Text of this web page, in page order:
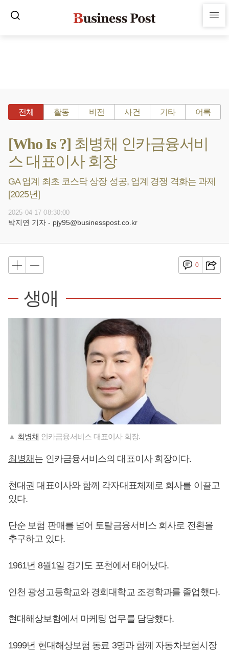
전체 활동 비전 사건 기타 어록
[Who Is ?] 최병채 인카금융서비
스 대표이사 회장
GA 업계 최초 코스닥 상장 성공, 업계 경쟁 격화는 과제
[2025년]
2025-04-17 08:30:00
박지연 기자 - pjy95@businesspost.co.kr
0
생애
▲ 최병채 인카금융서비스 대표이사 회장.
최병채 는 인카금융서비스의 대표이사 회장이다.
천대권 대표이사와 함께 각자대표체제로 회사를 이끌고
있다.
단순 보험 판매를 넘어 토탈금융서비스 회사로 전환을
추구하고 있다.
1961년 8월1일 경기도 포천에서 태어났다.
인천 광성고등학교와 경희대학교 조경학과를 졸업했다.
현대해상보험에서 마케팅 업무를 담당했다.
1999년 현대해상보험 동료 3명과 함께 자동차보험시장